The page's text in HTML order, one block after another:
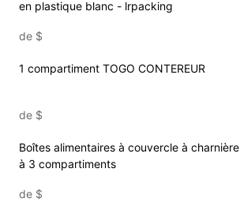
en plastique blanc - lrpacking
de $
1 compartiment TOGO CONTEREUR
de $
Boîtes alimentaires à couvercle à charnière
à 3 compartiments
de $